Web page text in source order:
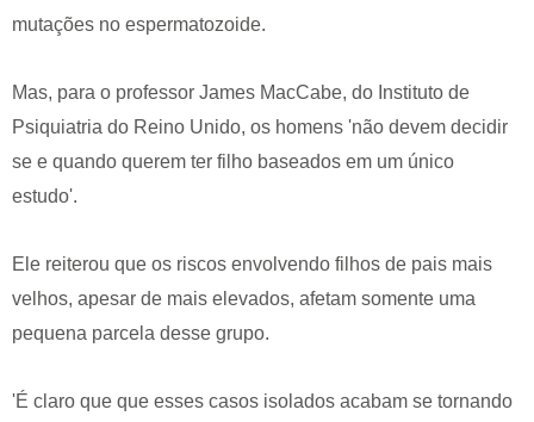
mutações no espermatozoide.
Mas, para o professor James MacCabe, do Instituto de
Psiquiatria do Reino Unido, os homens 'não devem decidir
se e quando querem ter filho baseados em um único
estudo'.
Ele reiterou que os riscos envolvendo filhos de pais mais
velhos, apesar de mais elevados, afetam somente uma
pequena parcela desse grupo.
'É claro que que esses casos isolados acabam se tornando